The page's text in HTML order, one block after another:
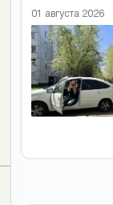
01 августа 2026